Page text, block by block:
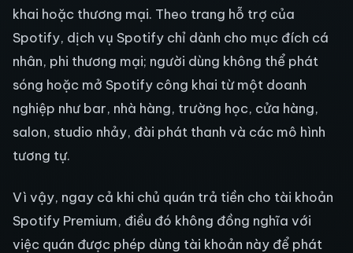
khai hoặc thương mại. Theo trang hỗ trợ của
Spotify, dịch vụ Spotify chỉ dành cho mục đích cá
nhân, phi thương mại; người dùng không thể phát
sóng hoặc mở Spotify công khai từ một doanh
nghiệp như bar, nhà hàng, trường học, cửa hàng,
salon, studio nhảy, đài phát thanh và các mô hình
tương tự.
Vì vậy, ngay cả khi chủ quán trả tiền cho tài khoản
Spotify Premium, điều đó không đồng nghĩa với
việc quán được phép dùng tài khoản này để phát